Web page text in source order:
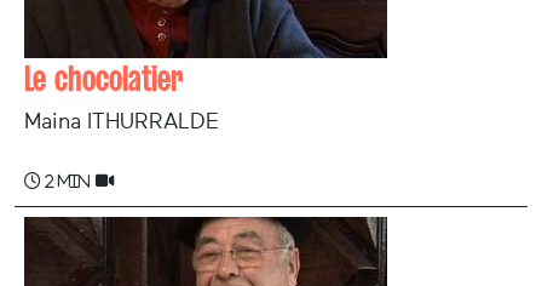
Le chocolatier
Maina ITHURRALDE
2 min